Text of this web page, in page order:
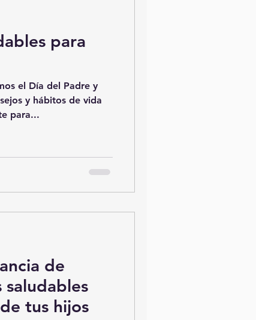
para
el Día del Padre y
y hábitos de vida
para...
de
tus hijos